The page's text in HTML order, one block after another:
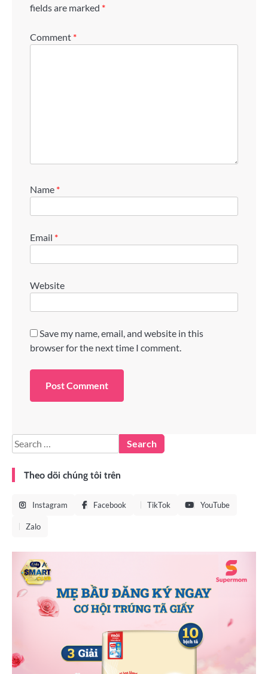
fields are marked *
Comment *
Name *
Email *
Website
Save my name, email, and website in this
browser for the next time I comment.
Theo dõi chúng tôi trên
Instagram Facebook TikTok YouTube
Zalo